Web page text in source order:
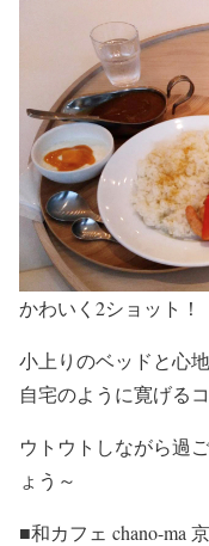
かわいく2ショット！
小上りのベッドと心地
自宅のように寛げる
ウトウトしながら過
ょう～
■和カフェ chano-ma